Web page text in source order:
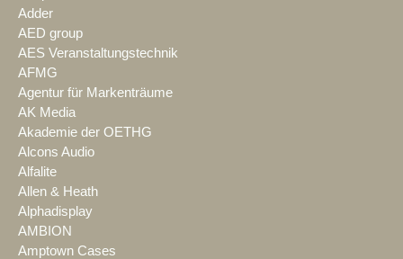
Adder
AED group
AES Veranstaltungstechnik
AFMG
Agentur für Markenträume
AK Media
Akademie der OETHG
Alcons Audio
Alfalite
Allen & Heath
Alphadisplay
AMBION
Amptown Cases